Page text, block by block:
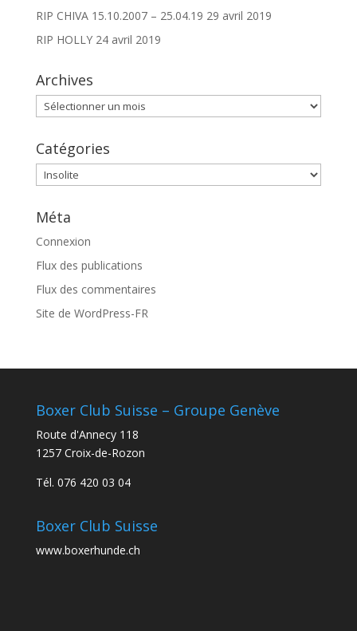
RIP CHIVA 15.10.2007 – 25.04.19 29 avril 2019
RIP HOLLY 24 avril 2019
Archives
Archives
Catégories
Catégories
Méta
Connexion
Flux des publications
Flux des commentaires
Site de WordPress-FR
Boxer Club Suisse – Groupe Genève
Route d'Annecy 118
1257 Croix-de-Rozon
Tél. 076 420 03 04
Boxer Club Suisse
www.boxerhunde.ch